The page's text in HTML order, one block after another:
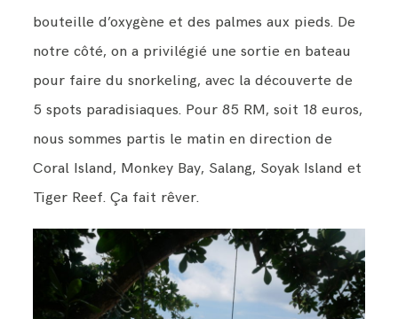
bouteille d’oxygène et des palmes aux pieds. De
notre côté, on a privilégié une sortie en bateau
pour faire du snorkeling, avec la découverte de
5 spots paradisiaques. Pour 85 RM, soit 18 euros,
nous sommes partis le matin en direction de
Coral Island, Monkey Bay, Salang, Soyak Island et
Tiger Reef. Ça fait rêver.